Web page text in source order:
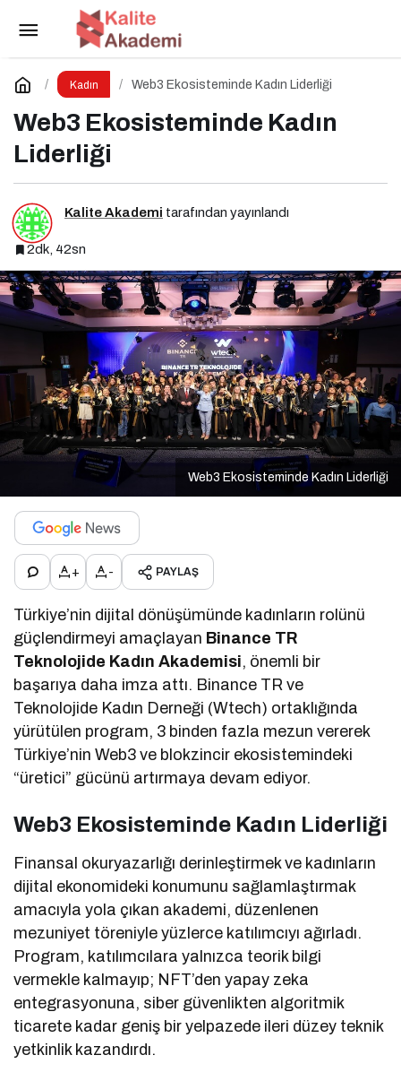
Kadın Web3 Ekosisteminde Kadın Liderliği
Web3 Ekosisteminde Kadın
Liderliği
Kalite Akademi tarafından yayınlandı
2dk, 42sn
Web3 Ekosisteminde Kadın Liderliği
+ - PAYLAŞ
Türkiye’nin dijital dönüşümünde kadınların rolünü
güçlendirmeyi amaçlayan Binance TR
Teknolojide Kadın Akademisi, önemli bir
başarıya daha imza attı. Binance TR ve
Teknolojide Kadın Derneği (Wtech) ortaklığında
yürütülen program, 3 binden fazla mezun vererek
Türkiye’nin Web3 ve blokzincir ekosistemindeki
“üretici” gücünü artırmaya devam ediyor.
Web3 Ekosisteminde Kadın Liderliği
Finansal okuryazarlığı derinleştirmek ve kadınların
dijital ekonomideki konumunu sağlamlaştırmak
amacıyla yola çıkan akademi, düzenlenen
mezuniyet töreniyle yüzlerce katılımcıyı ağırladı.
Program, katılımcılara yalnızca teorik bilgi
vermekle kalmayıp; NFT’den yapay zeka
entegrasyonuna, siber güvenlikten algoritmik
ticarete kadar geniş bir yelpazede ileri düzey teknik
yetkinlik kazandırdı.
Annelik Kimliği Partnerliği Gölgelemesin
Yorum Yap